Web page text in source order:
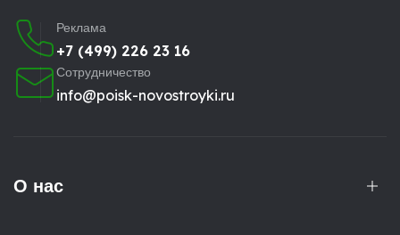
Реклама
+7 (499) 226 23 16
Сотрудничество
info@poisk-novostroyki.ru
О нас